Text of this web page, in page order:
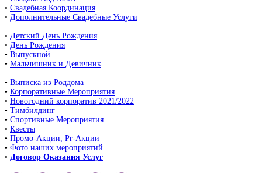
• Свадебная Координация
• Дополнительные Свадебные Услуги
• Детский День Рождения
• День Рождения
• Выпускной
• Мальчишник и Девичник
• Выписка из Роддома
• Корпоративные Мероприятия
• Новогодний корпоратив 2021/2022
• Тимбилдинг
• Спортивные Мероприятия
• Квесты
• Промо-Акции, Pr-Акции
• Фото наших мероприятий
• Договор Оказания Услуг